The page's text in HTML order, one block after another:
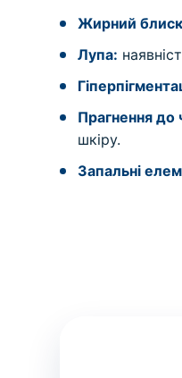
Жирний
Лупа:
Прагнення до
шкіру.
Запальні